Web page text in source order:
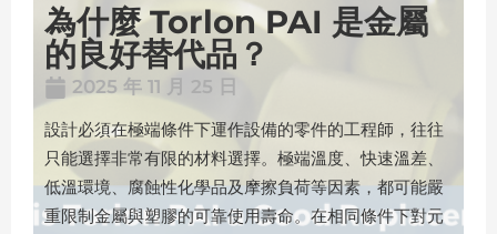
為什麼 Torlon PAI 是金屬
的良好替代品？
2025 年 11 月 25 日
設計必須在極端條件下運作設備的零件的工程師，往往
只能選擇非常有限的材料選擇。極端溫度、快速溫差、
低溫環境、腐蝕性化學品及摩擦負荷等因素，都可能嚴
重限制金屬與塑膠的可靠使用壽命。在相同條件下對元